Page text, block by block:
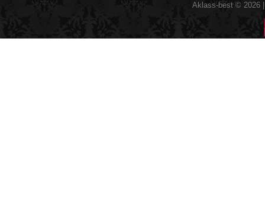
Aklass-best © 2026